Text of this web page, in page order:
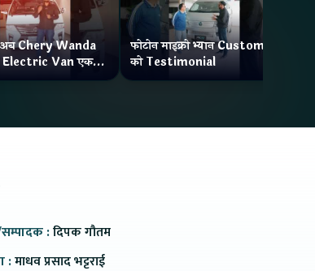
अब Chery Wanda
Van एक
मा दिन्छ 300KM
फोटोन माइक्रो भ्यान Customer
को Testimonial
:दिपक गौतम
:माधव प्रसाद भट्टराई